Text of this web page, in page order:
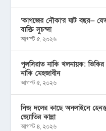
‘কাগজের নৌকা’র ষাট বছর—
ব্যক্তি সুচন্দা
আগস্ট ৫, ২০২৬
পুলসিরাত নাকি খলনায়ক: ভিকির
নাকি মেহজাবীন
আগস্ট ৫, ২০২৬
নিজ দলের কাছে অনলাইনে
জ্যোতির কান্না
আগস্ট ৪, ২০২৬